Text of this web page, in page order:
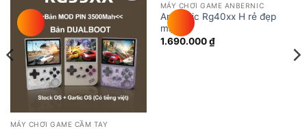
wishlist
MÁY CHƠI GAME CẦM TAY
Add to
wishlist
MÁY CHƠI GAME ANBERNIC
Anbernic Rg40xx H rẻ đẹp
mạnh
1.690.000₫